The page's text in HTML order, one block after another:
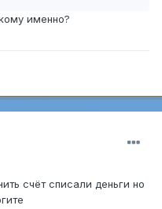
именно?
счёт списали деньги но